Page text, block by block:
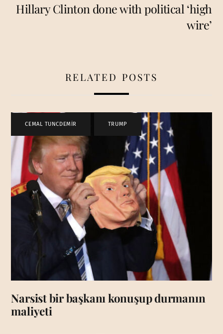
Hillary Clinton done with political ‘high
wire’
RELATED POSTS
CEMAL TUNCDEMİR TRUMP
Narsist bir başkanı konuşup durmanın
maliyeti